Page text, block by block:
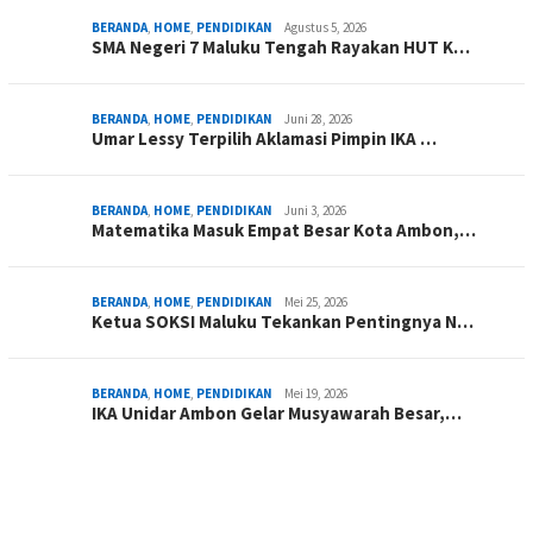
BERANDA, HOME, PENDIDIKAN Agustus 5, 2026
SMA Negeri 7 Maluku Tengah Rayakan HUT K…
BERANDA, HOME, PENDIDIKAN Juni 28, 2026
Umar Lessy Terpilih Aklamasi Pimpin IKA …
BERANDA, HOME, PENDIDIKAN Juni 3, 2026
Matematika Masuk Empat Besar Kota Ambon,…
BERANDA, HOME, PENDIDIKAN Mei 25, 2026
Ketua SOKSI Maluku Tekankan Pentingnya N…
BERANDA, HOME, PENDIDIKAN Mei 19, 2026
IKA Unidar Ambon Gelar Musyawarah Besar,…